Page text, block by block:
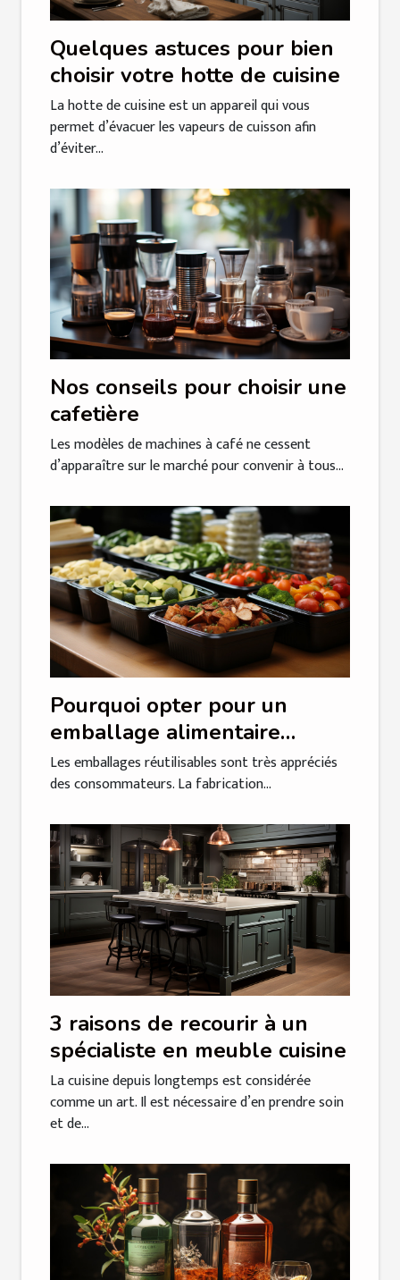
Quelques astuces pour bien
choisir votre hotte de cuisine
La hotte de cuisine est un appareil qui vous
permet d’évacuer les vapeurs de cuisson afin
d’éviter...
Nos conseils pour choisir une
cafetière
Les modèles de machines à café ne cessent
d’apparaître sur le marché pour convenir à tous...
Pourquoi opter pour un
emballage alimentaire
réutilisable ?
Les emballages réutilisables sont très appréciés
des consommateurs. La fabrication...
3 raisons de recourir à un
spécialiste en meuble cuisine
La cuisine depuis longtemps est considérée
comme un art. Il est nécessaire d’en prendre soin
et de...